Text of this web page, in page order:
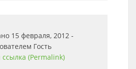
15 февраля, 2012 -
Гость
ссылка (Permalink)